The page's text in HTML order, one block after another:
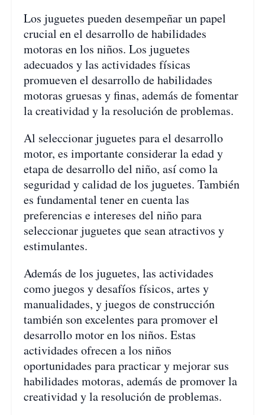
Los juguetes pueden desempeñar un papel
crucial en el desarrollo de habilidades
motoras en los niños. Los juguetes
adecuados y las actividades físicas
promueven el desarrollo de habilidades
motoras gruesas y finas, además de fomentar
la creatividad y la resolución de problemas.
Al seleccionar juguetes para el desarrollo
motor, es importante considerar la edad y
etapa de desarrollo del niño, así como la
seguridad y calidad de los juguetes. También
es fundamental tener en cuenta las
preferencias e intereses del niño para
seleccionar juguetes que sean atractivos y
estimulantes.
Además de los juguetes, las actividades
como juegos y desafíos físicos, artes y
manualidades, y juegos de construcción
también son excelentes para promover el
desarrollo motor en los niños. Estas
actividades ofrecen a los niños
oportunidades para practicar y mejorar sus
habilidades motoras, además de promover la
creatividad y la resolución de problemas.